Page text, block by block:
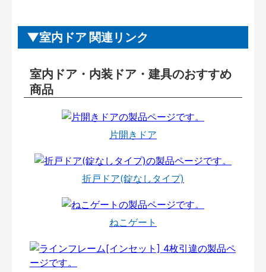
室内ドア 関連リンク
室内ドア・内装ドア・建具のおすすめ
商品
片開きドア
折戸ドア(錠なしタイプ)
ねこゲート